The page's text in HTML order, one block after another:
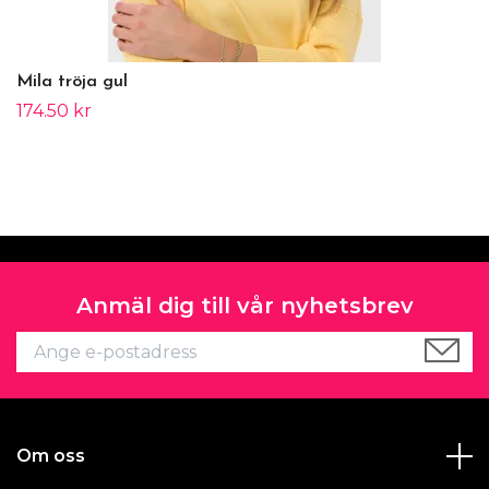
Mila tröja gul
174.50 kr
Anmäl dig till vår nyhetsbrev
Om oss